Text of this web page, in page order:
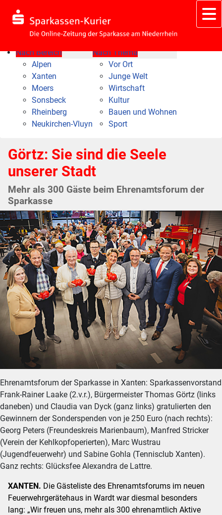
Nach Bereich
Alpen
Xanten
Moers
Sonsbeck
Rheinberg
Neukirchen-Vluyn
Nach Thema
Vor Ort
Junge Welt
Wirtschaft
Kultur
Bauen und Wohnen
Sport
Görtz: Sie sind die Seele
unserer Stadt
Mehr als 300 Gäste beim Ehrenamtsforum der
Sparkasse
Ehrenamtsforum der Sparkasse in Xanten: Sparkassenvorstand
Frank-Rainer Laake (2.v.r.), Bürgermeister Thomas Görtz (links
daneben) und Claudia van Dyck (ganz links) gratulierten den
Gewinnern der Sonderspenden von je 250 Euro (nach rechts):
Georg Peters (Freundeskreis Marienbaum), Manfred Stricker
(Verein der Kehlkopfoperierten), Marc Wustrau
(Jugendfeuerwehr) und Sabine Gohla (Tennisclub Xanten).
Ganz rechts: Glücksfee Alexandra de Lattre.
XANTEN. Die Gästeliste des Ehrenamtsforums im neuen
Feuerwehrgerätehaus in Wardt war diesmal besonders
lang: „Wir freuen uns, mehr als 300 ehrenamtlich Aktive